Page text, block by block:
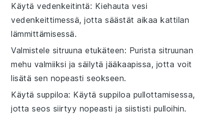
Käytä vedenkeitintä: Kiehautavesi
vedenkeittimessä, jotta säästät aikaakattilan
lämmittämisessä.
Valmistele sitruuna etukäteen: Purista sitruunan
mehu valmiiksi ja säilytä jääkaapissa, jotta voit
lisätä sen nopeastiseokseen.
Käytä suppiloa: Käytä suppiloa pullottamisessa,
jotta seos siirtyy nopeasti ja siististi pulloihin.